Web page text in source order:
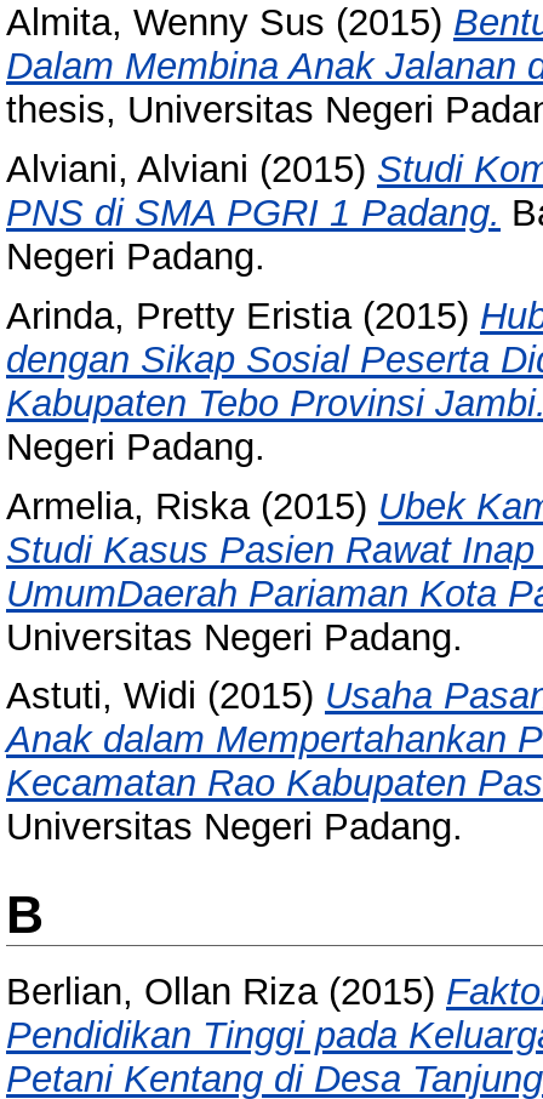
Almita, Wenny Sus (2015)
Dalam Membina Anak Jalanan
thesis, Universitas Negeri
Alviani, Alviani (2015) Studi
PNS di SMA PGRI 1 Padang.
Negeri Padang.
Arinda, Pretty Eristia(2015)
dengan Sikap Sosial Peserta
Kabupaten Tebo Provinsi
Negeri Padang.
Armelia, Riska(2015) Ubek
Studi Kasus Pasien Rawat
UmumDaerah Pariaman Kota
Universitas Negeri Padang.
Astuti, Widi (2015) Usaha
Anak dalam Mempertahankan
Kecamatan Rao Kabupaten
Universitas Negeri Padang.
B
Berlian, Ollan Riza(2015)
Pendidikan Tinggi pada
Petani Kentang di Desa